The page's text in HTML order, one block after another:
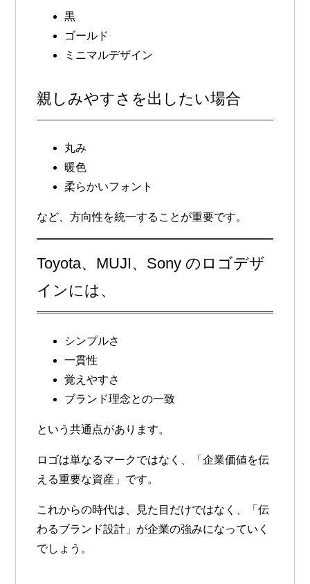
黒
ゴールド
ミニマルデザイン
親しみやすさを出したい場合
丸み
暖色
柔らかいフォント
など、方向性を統一することが重要です。
Toyota、MUJI、Sony のロゴデザ
インには、
シンプルさ
一貫性
覚えやすさ
ブランド理念との一致
という共通点があります。
ロゴは単なるマークではなく、「企業価値を伝
える重要な資産」です。
これからの時代は、見た目だけではなく、「伝
わるブランド設計」が企業の強みになっていく
でしょう。